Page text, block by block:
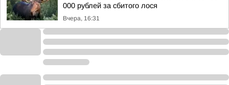
000 рублей за сбитого лося
Вчера, 16:31